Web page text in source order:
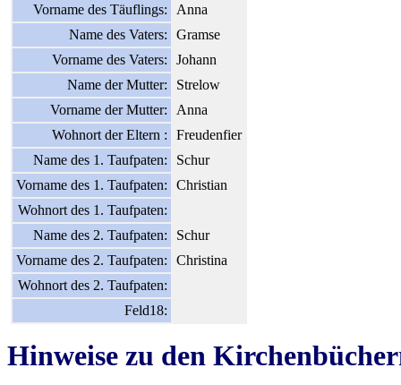
Vorname des Täuflings:
Anna
Name des Vaters:
Gramse
Vorname des Vaters:
Johann
Name der Mutter:
Strelow
Vorname der Mutter:
Anna
Wohnort der Eltern :
Freudenfier
Name des 1. Taufpaten:
Schur
Vorname des 1. Taufpaten:
Christian
Wohnort des 1. Taufpaten:
Name des 2. Taufpaten:
Schur
Vorname des 2. Taufpaten:
Christina
Wohnort des 2. Taufpaten:
Feld18:
Hinweise zu den